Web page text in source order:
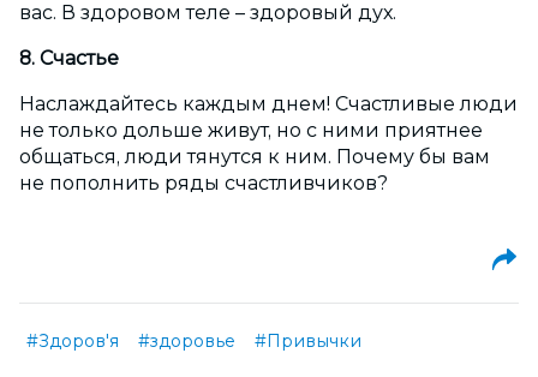
вас. В здоровом теле – здоровый дух.
8. Счастье
Наслаждайтесь каждым днем! Счастливые люди
не только дольше живут, но с ними приятнее
общаться, люди тянутся к ним. Почему бы вам
не пополнить ряды счастливчиков?
#Здоров'я #здоровье #Привычки